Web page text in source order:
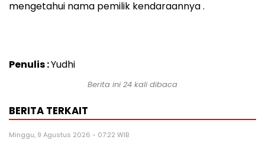
mengetahui nama pemilik kendaraannya .
Penulis :Yudhi
Berita ini 24 kali dibaca
BERITA TERKAIT
Minggu, 9 Agustus 2026 - 07:22 WIB